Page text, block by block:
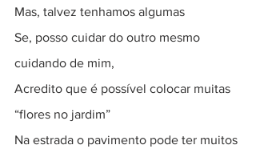
Mas, talvez tenhamos algumas
Se, posso cuidar do outro mesmo
cuidando de mim,
Acredito que é possível colocar muitas
“flores no jardim”
Na estrada o pavimento pode ter muitos